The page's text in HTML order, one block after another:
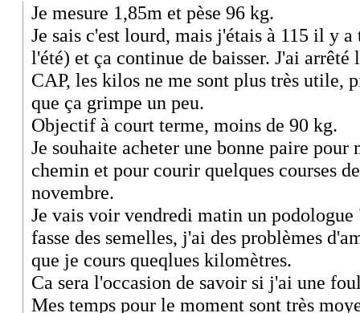
Je mesure 1,85m et pèse 96 kg.
Je sais c'est lourd, mais j'étais à 115 il y a
l'été) et ça continue de baisser. J'ai
CAP, les kilos ne me sont plus très utile,
que ça grimpe un peu.
Objectif à court terme, moins de 90 kg.
Je souhaite acheter une bonne paire pour
chemin et pour courir quelques courses
novembre.
Je vais voir vendredi matin un
fasse des semelles, j'ai des problèmes
que je cours queqlues kilomètres.
Ca sera l'occasion de savoir si j'ai une
Mes temps pour le moment sont très